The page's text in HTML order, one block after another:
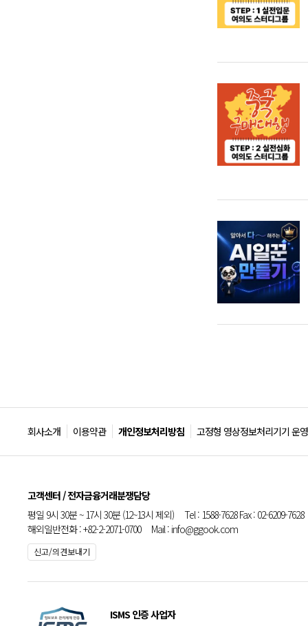
회사소개 이용약관 개인정보처리방침 고정형 영상정보처리기기 운
고객센터 / 전자금융거래분쟁담당
평일 9시 30분 ~ 17시 30분 (12~13시 제외) Tel : 1588-7628 Fax : 02-6209-7628
해외일반전화 : +82-2-2071-0700 Mail : info@ggook.com
신고/의견보내기
ISMS 인증 사업자